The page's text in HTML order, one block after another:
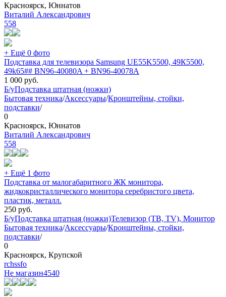
Красноярск, Юннатов
Виталий Александрович
558
+ Ещё 0 фото
Подставка для телевизора Samsung UE55K5500, 49К5500,
49k65## BN96-40080A + BN96-40078A
1 000 руб.
Б/уПодставка штатная (ножки)
Бытовая техника/Аксессуары/Кронштейны, стойки,
подставки/
0
Красноярск, Юннатов
Виталий Александрович
558
+ Ещё 1 фото
Подставка от малогабаритного ЖК монитора,
жидкокристаллического монитора серебристого цвета,
пластик, металл.
250 руб.
Б/уПодставка штатная (ножки)Телевизор (ТВ, TV), Монитор
Бытовая техника/Аксессуары/Кронштейны, стойки,
подставки/
0
Красноярск, Крупской
rchssfo
Не магазин4540